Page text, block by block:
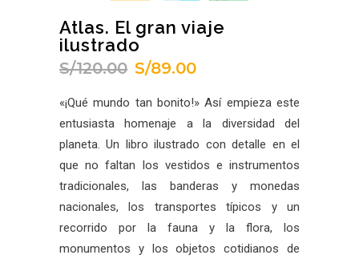
Atlas. El gran viaje
ilustrado
S/120.00 El
original
era:
S/120.00.
S/89.00El
actual
es:
S/89.00.
«¡Qué mundo tan bonito!» Así empieza este
entusiasta homenaje a la diversidad del
planeta. Un libro ilustrado con detalle en el
que no faltan los vestidos e instrumentos
tradicionales, las banderas y monedas
nacionales, los transportes típicos y un
recorrido por la fauna y la flora, los
monumentos y los objetos cotidianos de